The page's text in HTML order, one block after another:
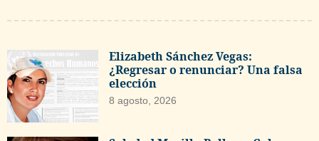
Elizabeth Sánchez Vegas:
¿Regresar o renunciar? Una falsa
elección
8 agosto, 2026